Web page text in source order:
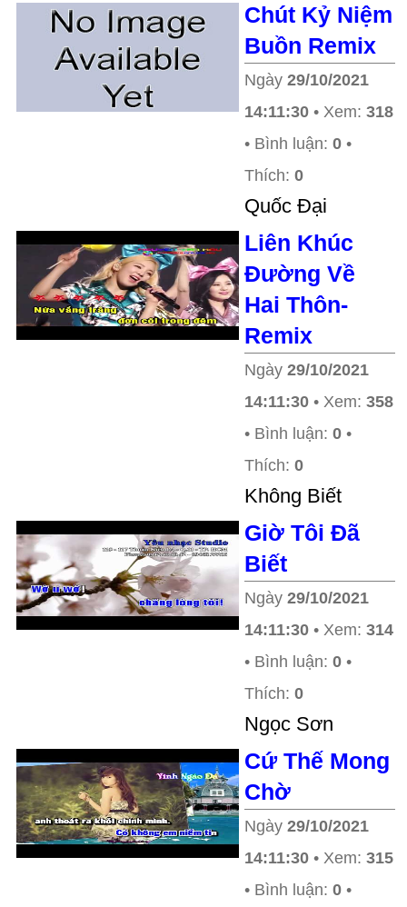
Chút Kỷ Niệm
Buồn Remix
Ngày 29/10/2021
14:11:30 • Xem: 318
• Bình luận: 0 •
Thích: 0
Quốc Đại
Liên Khúc
Đường Về
Hai Thôn-
Remix
Ngày 29/10/2021
14:11:30 • Xem: 358
• Bình luận: 0 •
Thích: 0
Không Biết
Giờ Tôi Đã
Biết
Ngày 29/10/2021
14:11:30 • Xem: 314
• Bình luận: 0 •
Thích: 0
Ngọc Sơn
Cứ Thế Mong
Chờ
Ngày 29/10/2021
14:11:30 • Xem: 315
• Bình luận: 0 •